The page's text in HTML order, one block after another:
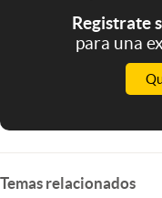
Registrate
para una
Temas relacionados